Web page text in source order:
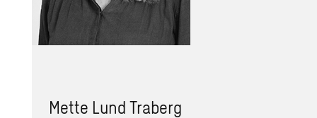
Mette Lund Tra­berg